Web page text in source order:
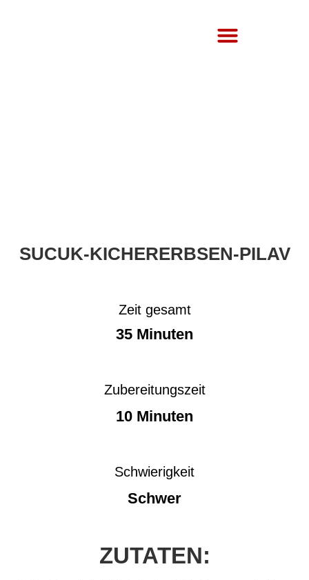
SUCUK-KICHERERBSEN-PILAV
Zeit gesamt
35 Minuten
Zubereitungszeit
10 Minuten
Schwierigkeit
Schwer
ZUTATEN: